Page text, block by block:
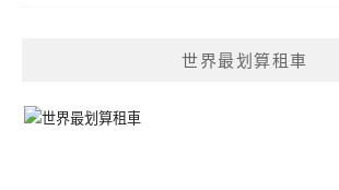
世界最划算租車